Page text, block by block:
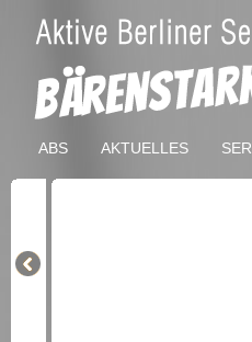
ABS AKTUELLES